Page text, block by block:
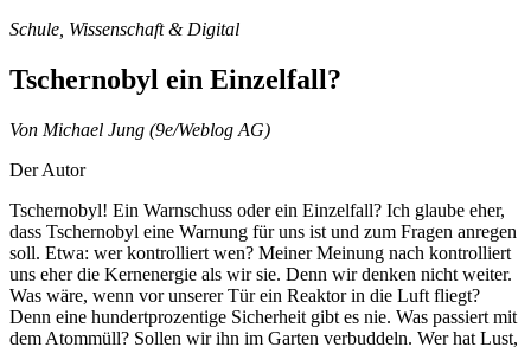
Schule, Wissenschaft & Digital
Tschernobyl ein Einzelfall?
Von Michael Jung (9e/Weblog AG)
Der Autor
Tschernobyl! Ein Warnschuss oder ein Einzelfall? Ich glaube eher,
dass Tschernobyl eine Warnung für uns ist und zum Fragen anregen
soll. Etwa: wer kontrolliert wen? Meiner Meinung nach kontrolliert
uns eher die Kernenergie als wir sie. Denn wir denken nicht weiter.
Was wäre, wenn vor unserer Tür ein Reaktor in die Luft fliegt?
Denn eine hundertprozentige Sicherheit gibt es nie. Was passiert mit
dem Atommüll? Sollen wir ihn im Garten verbuddeln. Wer hat Lust,